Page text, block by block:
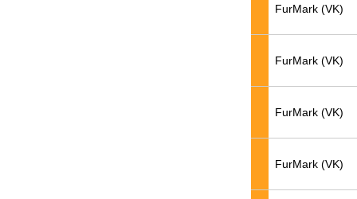
FurMark (VK)
FurMark (VK)
FurMark (VK)
FurMark (VK)